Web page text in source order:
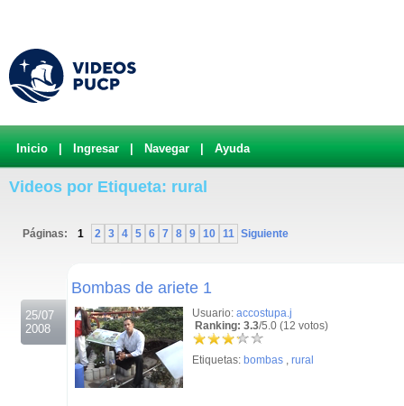
Inicio Ingresar Navegar Ayuda
Videos por Etiqueta: rural
Páginas: 1 2 3 4 5 6 7 8 9 10 11 Siguiente
25/07
2008
Bombas de ariete 1
Usuario: accostupa.j
Ranking: 3.3/5.0 (12 votos)
Etiquetas: bombas , rural